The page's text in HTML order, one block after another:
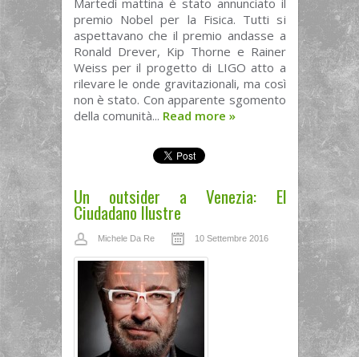
Martedì mattina è stato annunciato il
premio Nobel per la Fisica. Tutti si
aspettavano che il premio andasse a
Ronald Drever, Kip Thorne e Rainer
Weiss per il progetto di LIGO atto a
rilevare le onde gravitazionali, ma così
non è stato. Con apparente sgomento
della comunità... Read more »
Un outsider a Venezia: El
Ciudadano Ilustre
Michele Da Re 10 Settembre 2016